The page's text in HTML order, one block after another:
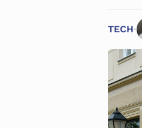
TECH